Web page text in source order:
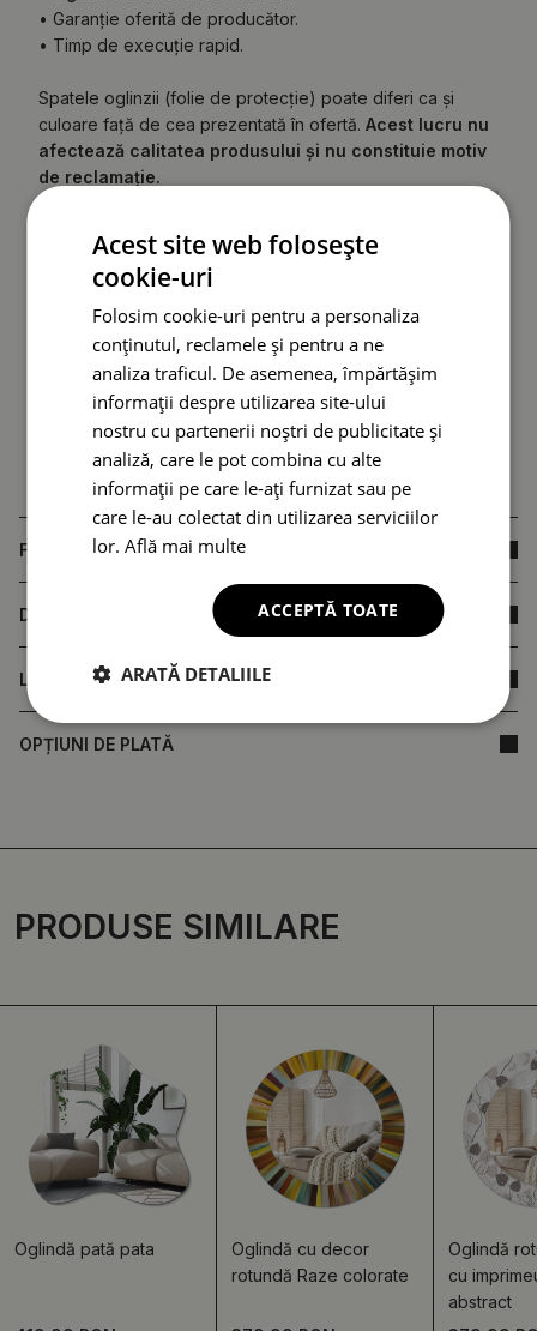
• Garanție oferită de producător.
• Timp de execuție rapid.
Spatele oglinzii (folie de protecție) poate diferi ca și
culoare față de cea prezentată în ofertă. Acest lucru nu
afectează calitatea produsului și nu constituie motiv
de reclamație.
FAQ
DIMENSIUNILE PRODUSULUI
LIVRARE
OPȚIUNI DE PLATĂ
PRODUSE SIMILARE
Oglindă pată pata
Oglindă cu decor
rotundă Raze colorate
Oglindă
cu
abstract
Acest site web folosește
cookie-uri
Folosim cookie-uri pentru a personaliza
conținutul, reclamele și pentru a ne
analiza traficul. De asemenea, împărtășim
informații despre utilizarea site-ului
nostru cu partenerii noștri de publicitate și
analiză, care le pot combina cu alte
informații pe care le-ați furnizat sau pe
care le-au colectat din utilizarea serviciilor
lor.Află mai multe
ACCEPTĂ TOATE
ARATĂ DETALIILE